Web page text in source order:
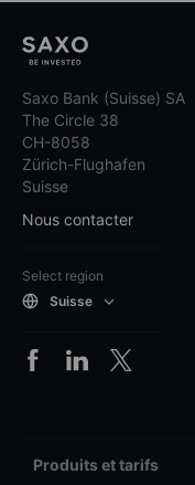
Saxo Bank (Suisse) SA
The Circle 38
CH-8058
Zürich-Flughafen
Suisse
Nous contacter
Select region
Suisse
Produits et tarifs